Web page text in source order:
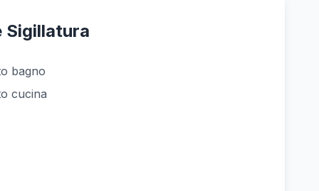
Sigillatura
bagno
cucina